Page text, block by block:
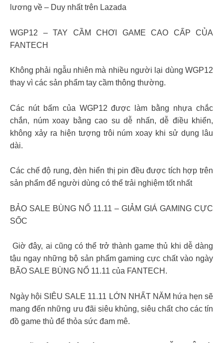
lương về – Duy nhất trên Lazada
WGP12 – TAY CẦM CHƠI GAME CAO CẤP CỦA
FANTECH
Không phải ngẫu nhiên mà nhiều người lại dùng WGP12
thay vì các sản phẩm tay cầm thông thường.
Các nút bấm của WGP12 được làm bằng nhựa chắc
chắn, núm xoay bằng cao su dễ nhấn, dễ điều khiển,
không xảy ra hiện tượng trôi núm xoay khi sử dụng lâu
dài.
Các chế độ rung, đèn hiển thị pin đều được tích hợp trên
sản phẩm để người dùng có thể trải nghiệm tốt nhất
BẢO SALE BÙNG NỔ 11.11 – GIẢM GIÁ GAMING CỰC
SỐC
Giờ đây, ai cũng có thể trở thành game thủ khi dễ dàng
tậu ngay những bộ sản phẩm gaming cực chất vào ngày
BÃO SALE BÙNG NỔ 11.11 của FANTECH.
Ngày hội SIÊU SALE 11.11 LỚN NHẤT NĂM hứa hẹn sẽ
mang đến những ưu đãi siêu khủng, siêu chất cho các tín
đồ game thủ để thỏa sức đam mê.